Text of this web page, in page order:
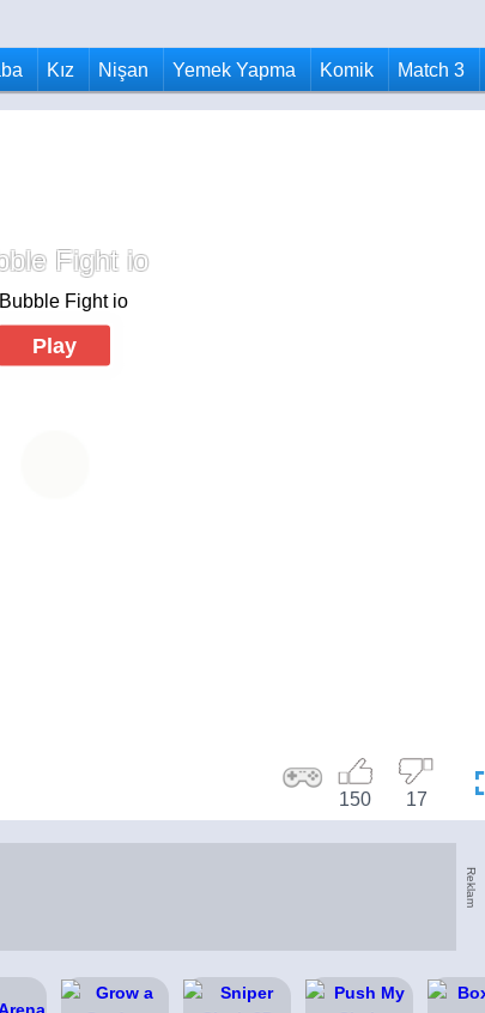
Kız Nişan Yemek Yapma Komik Match 3
Fight io
Play
17
150
Reklam